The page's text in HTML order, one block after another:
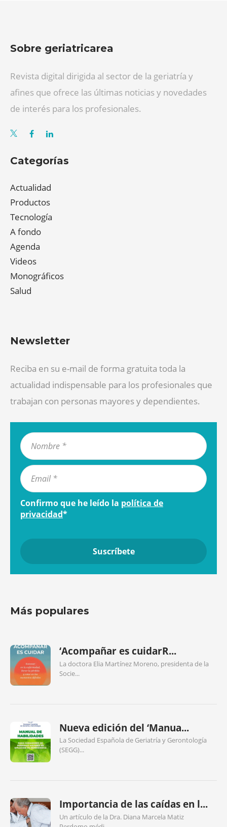
Sobre geriatricarea
Revista digital dirigida al sector de la geriatría y
afines que ofrece las últimas noticias y novedades
de interés para los profesionales.
Categorías
Actualidad
Productos
Tecnología
A fondo
Agenda
Videos
Monográficos
Salud
Newsletter
Reciba en su e-mail de forma gratuita toda la
actualidad indispensable para los profesionales que
trabajan con personas mayores y dependientes.
Confirmo que he leído la política de
privacidad*
Más populares
‘Acompañar es cuidarR...
La doctora Elia Martínez Moreno, presidenta de la
Socie...
Nueva edición del ‘Manua...
La Sociedad Española de Geriatría y Gerontología
(SEGG)...
Importancia de las caídas en l...
Un artículo de la Dra. Diana Marcela Matiz